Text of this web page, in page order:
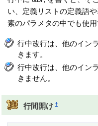
い、定義リストの定義語
素のパラメタの中でも使用
行中改行は、他のイン
きます。
行中改行は、他のイン
きません。
行間開け †